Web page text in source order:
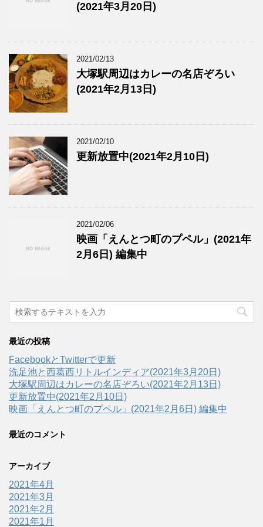
(2021年3月20日)
2021/02/13
大塚駅周辺はカレーの名店ぞろい
(2021年2月13日)
2021/02/10
更新放置中(2021年2月10日)
2021/02/06
映画「えんとつ町のプペル」(2021年
2月6日) 編集中
最近の投稿
FacebookとTwitterで更新
洗足池と西葛西リトルインディア(2021年3月20日)
大塚駅周辺はカレーの名店ぞろい(2021年2月13日)
更新放置中(2021年2月10日)
映画「えんとつ町のプペル」(2021年2月6日) 編集中
最近のコメント
アーカイブ
2021年4月
2021年3月
2021年2月
2021年1月